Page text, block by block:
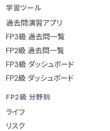
学習ツール
過去問演習アプリ
FP3級 過去問一覧
FP2級 過去問一覧
FP3級 ダッシュボード
FP2級 ダッシュボード
FP2級 分野別
ライフ
リスク